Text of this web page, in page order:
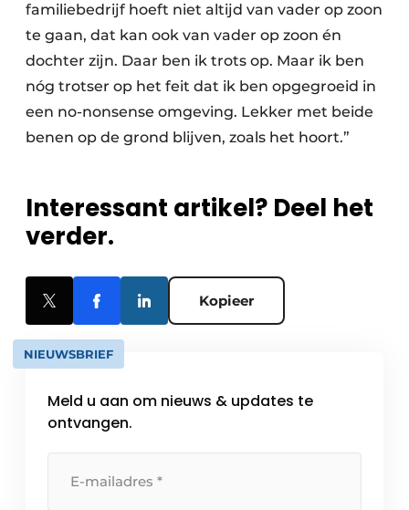
familiebedrijf hoeft niet altijd van vader op zoon
te gaan, dat kan ook van vader op zoon én
dochter zijn. Daar ben ik trots op. Maar ik ben
nóg trotser op het feit dat ik ben opgegroeid in
een no-nonsense omgeving. Lekker met beide
benen op de grond blijven, zoals het hoort.”
Interessant artikel? Deel het
verder.
Kopieer
NIEUWSBRIEF
Meld u aan om nieuws & updates te
ontvangen.